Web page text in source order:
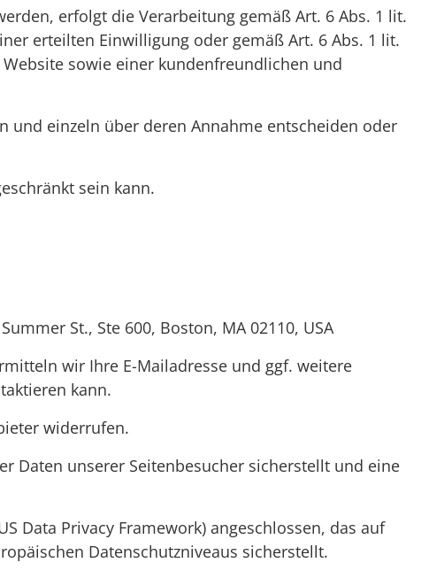
erfolgt die Verarbeitung gemäß Art. 6 Abs. 1 lit.
erteilten Einwilligung oder gemäß Art. 6 Abs. 1 lit.
sowie einer kundenfreundlichen und
und einzeln über deren Annahme entscheiden oder
sein kann.
St., Ste 600, Boston, MA 02110, USA
wir Ihre E-Mailadresse und ggf. weitere
kann.
widerrufen.
Daten unserer Seitenbesucher sicherstellt und eine
Data Privacy Framework) angeschlossen, das auf
Datenschutzniveaus sicherstellt.